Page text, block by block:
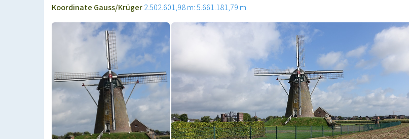
Koordinate Gauss/Krüger2.502.601,98 m: 5.661.181,79 m